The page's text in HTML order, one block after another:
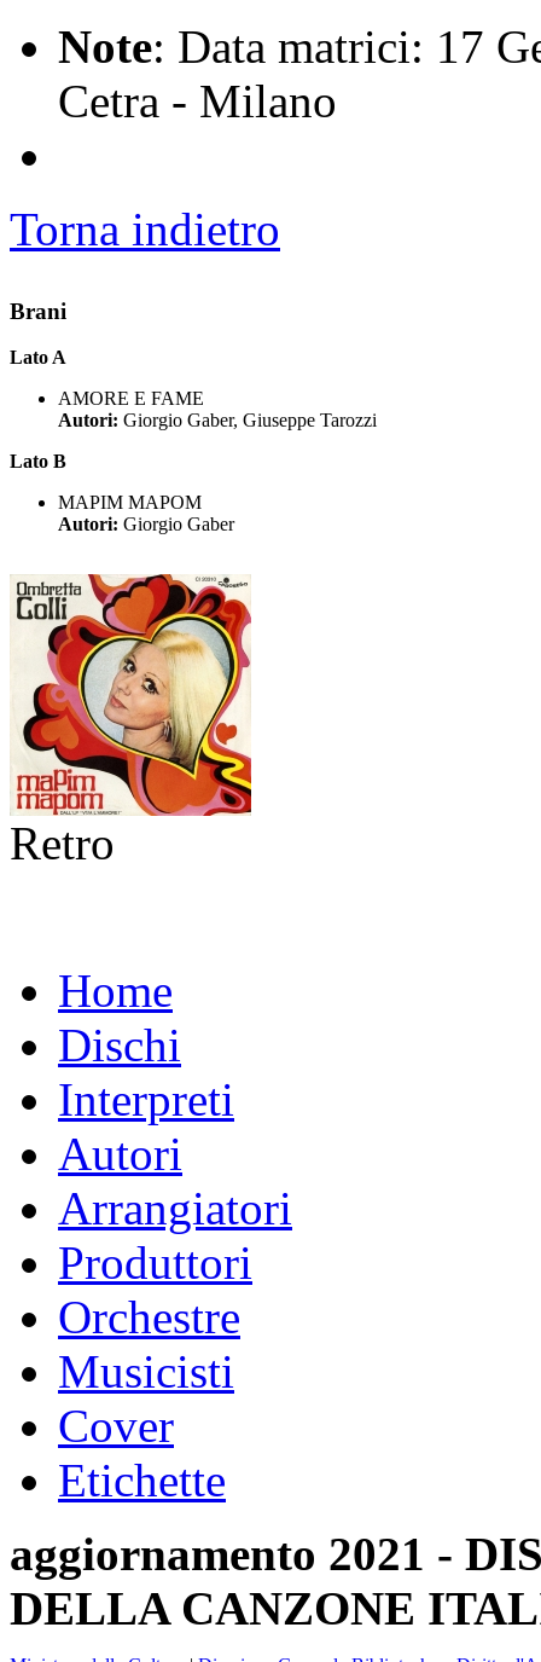
Note: Data matrici: 17
Cetra - Milano
Torna indietro
Brani
Lato A
AMORE E FAME
Autori: Giorgio Gaber, Giuseppe Tarozzi
Lato B
MAPIM MAPOM
Autori: Giorgio Gaber
Retro
Home
Dischi
Interpreti
Autori
Arrangiatori
Produttori
Orchestre
Musicisti
Cover
Etichette
aggiornamento 2021 -
DELLA CANZONE